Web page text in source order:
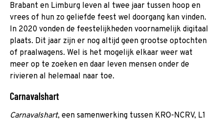
Brabant en Limburg leven al twee jaar tussen hoop en
vrees of hun zo geliefde feest wel doorgang kan vinden.
In 2020 vonden de feestelijkheden voornamelijk digitaal
plaats. Dit jaar zijn er nog altijd geen grootse optochten
of praalwagens. Wel is het mogelijk elkaar weer wat
meer op te zoeken en daar leven mensen onder de
rivieren al helemaal naar toe.
Carnavalshart
Carnavalshart, een samenwerking tussen KRO-NCRV, L1